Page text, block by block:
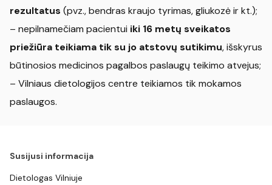
rezultatus (pvz., bendras kraujo tyrimas, gliukozė ir kt.);
– nepilnamečiam pacientui iki 16 metų sveikatos
priežiūra teikiama tik su jo atstovų sutikimu, išskyrus
būtinosios medicinos pagalbos paslaugų teikimo atvejus;
– Vilniaus dietologijos centre teikiamos tik mokamos
paslaugos.
Susijusi informacija
Dietologas Vilniuje